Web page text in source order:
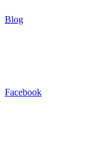
Blog
Facebook